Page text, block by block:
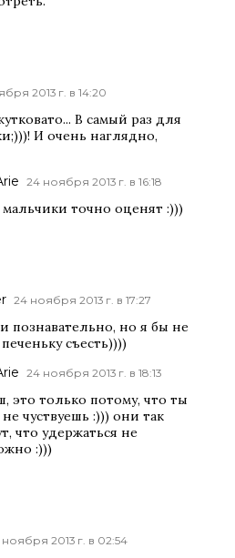
2013 г. в 14:20
В самый раз для
И очень наглядно,
24 ноября 2013 г. в 16:18
точно оценят :)))
24 ноября 2013 г. в 17:27
и познавательно, но я бы не
съесть))))
24 ноября 2013 г. в 18:13
это только потому, что ты
не чуствуешь :))) они так
что удержаться не
:)))
ноября 2013 г. в 02:54